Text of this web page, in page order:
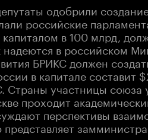
одобрили
российские
в 100 млрд,
в российском
БРИКС должен
в капитале составит
участницы союза
проходит
перспективы